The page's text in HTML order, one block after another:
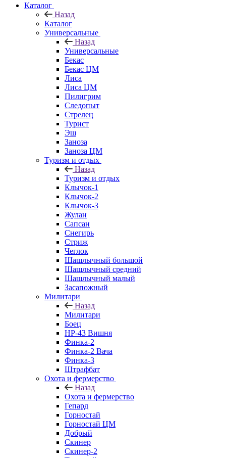
Каталог
Назад
Каталог
Универсальные
Назад
Универсальные
Бекас
Бекас ЦМ
Лиса
Лиса ЦМ
Пилигрим
Следопыт
Стрелец
Турист
Эш
Заноза
Заноза ЦМ
Туризм и отдых
Назад
Туризм и отдых
Клычок-1
Клычок-2
Клычок-3
Жулан
Сапсан
Снегирь
Стриж
Чеглок
Шашлычный большой
Шашлычный средний
Шашлычный малый
Засапожный
Милитари
Назад
Милитари
Боец
НР-43 Вишня
Финка-2
Финка-2 Вача
Финка-3
Штрафбат
Охота и фермерство
Назад
Охота и фермерство
Гепард
Горностай
Горностай ЦМ
Добрый
Скинер
Скинер-2